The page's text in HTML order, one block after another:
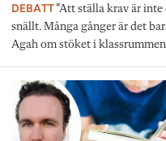
DEBATT”Att ställa krav är
snällt. Många gånger är det
Agah om stöket i